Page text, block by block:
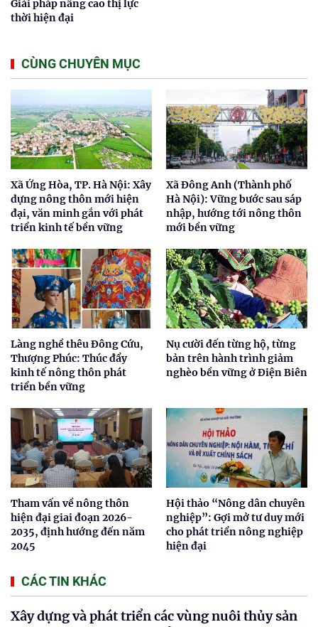
Giải pháp nâng cao thị lực
thời hiện đại
CÙNG CHUYÊN MỤC
Xã Ứng Hòa, TP. Hà Nội: Xây
dựng nông thôn mới hiện
đại, văn minh gắn với phát
triển kinh tế bền vững
Xã Đông Anh (Thành phố
Hà Nội): Vững bước sau sáp
nhập, hướng tới nông thôn
mới bền vững
Làng nghề thêu Đông Cứu,
Thượng Phúc: Thúc đẩy
kinh tế nông thôn phát
triển bền vững
Nụ cười đến từng hộ, từng
bản trên hành trình giảm
nghèo bền vững ở Điện Biên
Tham vấn về nông thôn
hiện đại giai đoạn 2026-
2035, định hướng đến năm
2045
Hội thảo “Nông dân chuyên
nghiệp”: Gợi mở tư duy mới
cho phát triển nông nghiệp
hiện đại
CÁC TIN KHÁC
Xây dựng và phát triển các vùng nuôi thủy sản